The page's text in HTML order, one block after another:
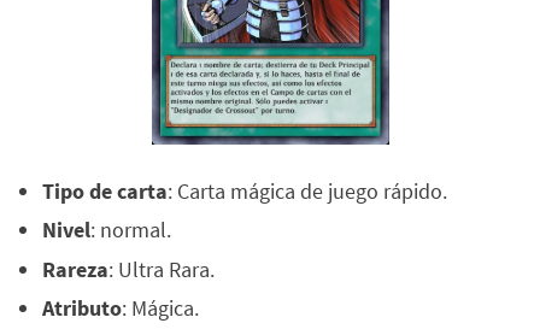
Tipo de carta: Carta mágica de juego rápido.
Nivel: normal.
Rareza: Ultra Rara.
Atributo: Mágica.